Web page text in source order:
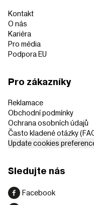
Kontakt
O nás
Kariéra
Pro média
Podpora EU
Pro zákazníky
Reklamace
Obchodní podmínky
Ochrana osobních údajů
Často kladené otázky
Update cookies
Sledujte nás
Facebook